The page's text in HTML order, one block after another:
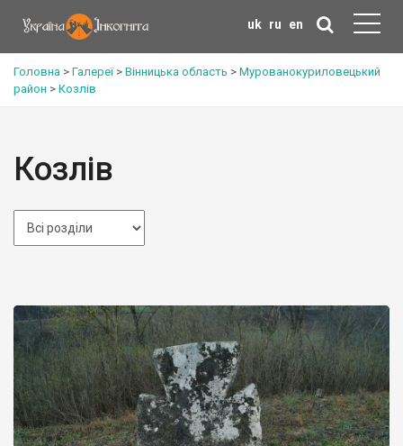
uk ru en
Головна > Галереї> Вінницька область > Мурованокуриловецький
район > Козлів
Козлів